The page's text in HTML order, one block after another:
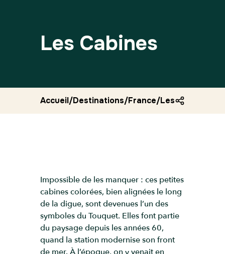
Les Cabines
Accueil/Destinations/France/Les cabines
Impossible de les manquer : ces petites
cabines colorées, bien alignées le long
de la digue, sont devenues l’un des
symboles du Touquet. Elles font partie
du paysage depuis les années 60,
quand la station modernise son front